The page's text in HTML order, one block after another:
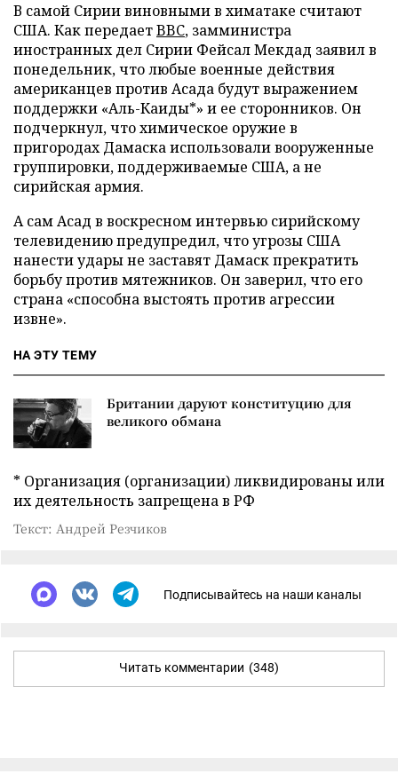
В самой Сирии виновными в химатаке считают
США. Как передаетBBC, замминистра
иностранных дел Сирии Фейсал Мекдад заявил в
понедельник, что любые военные действия
американцев против Асада будут выражением
поддержки «Аль-Каиды*» и ее сторонников. Он
подчеркнул, что химическое оружие в
пригородах Дамаска использовали вооруженные
группировки, поддерживаемые США, а не
сирийская армия.
А сам Асад в воскресном интервью сирийскому
телевидению предупредил, что угрозы США
нанести удары не заставят Дамаск прекратить
борьбу против мятежников. Он заверил, что его
страна «способна выстоять против агрессии
извне».
НА ЭТУ ТЕМУ
Британии даруют конституцию для
великого обмана
* Организация (организации) ликвидированы или
их деятельность запрещена в РФ
Текст: Андрей Резчиков
Подписывайтесь на наши каналы
Читать комментарии (348)